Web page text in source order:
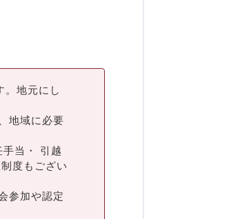
。地元にし
地域に必要
当・ 引越
度もござい
参加や認定